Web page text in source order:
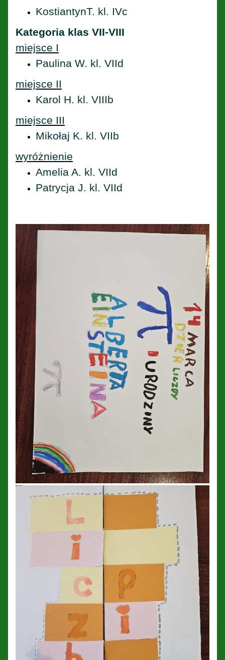
KostiantynT. kl. IVc
​​​​​​​Kategoria klas VII-VIII
miejsce I
Paulina W. kl. VIId
miejsce II
Karol H. kl. VIIIb
miejsce III
Mikołaj K. kl. VIIb
wyróżnienie
Amelia A. kl. VIId
Patrycja J. kl. VIId